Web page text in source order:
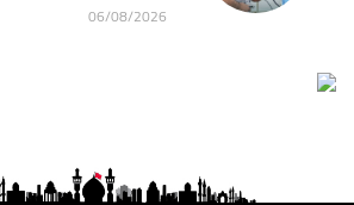
06/08/2026